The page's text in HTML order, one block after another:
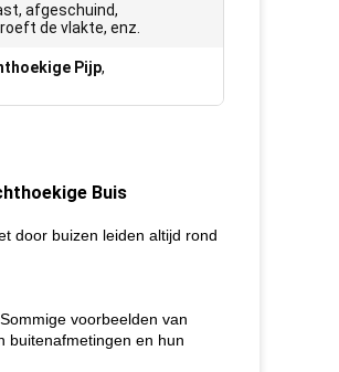
afgeschuind,
de vlakte, enz.
Pijp,
Buis
door buizen leiden altijd rond
voorbeelden van
buitenafmetingen en hun